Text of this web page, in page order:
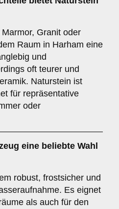
Granit oder
Raum in Harham eine
und
oft teurer und
Naturstein ist
für repräsentative
oder
eine beliebte Wahl
robust, frostsicher und
Es eignet
als auch für den